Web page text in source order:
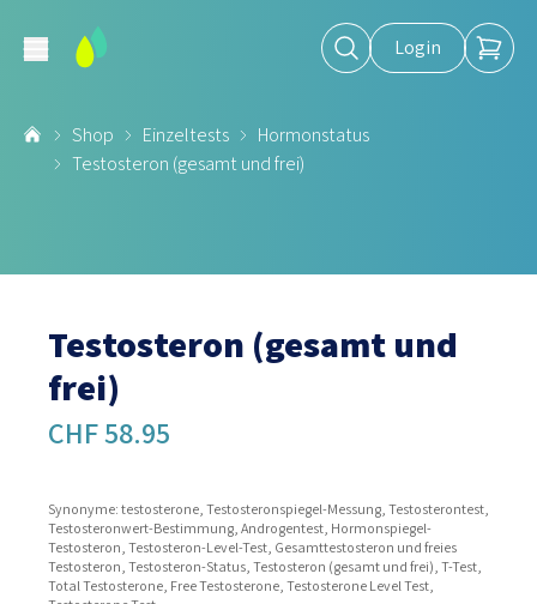
Login
Shop Einzeltests
Hormonstatus
Testosteron (gesamt und frei)
Testosteron (gesamt und
frei)
CHF 58.95
Synonyme: testosterone, Testosteronspiegel-Messung, Testosterontest,
Testosteronwert-Bestimmung, Androgentest, Hormonspiegel-
Testosteron, Testosteron-Level-Test, Gesamttestosteron und freies
Testosteron, Testosteron-Status, Testosteron (gesamt und frei), T-Test,
Total Testosterone, Free Testosterone, Testosterone Level Test,